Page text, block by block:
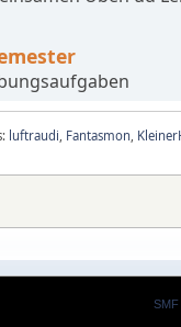
luftraudi Fantasmon
SMF